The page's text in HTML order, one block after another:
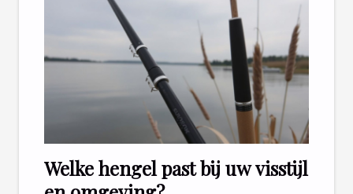
Welke hengel past bij uw visstijl